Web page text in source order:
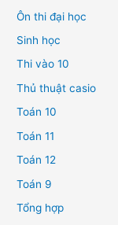
Ôn thi đại học
Sinh học
Thi vào 10
Thủ thuật casio
Toán 10
Toán 11
Toán 12
Toán 9
Tổng hợp